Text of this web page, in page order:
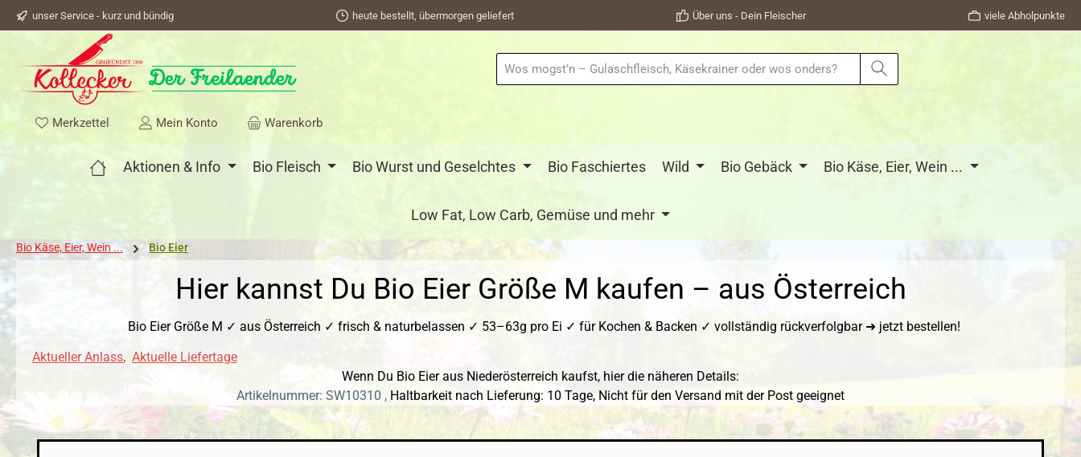
Zur Hauptnavigation springen
unser Service - kurz und bündig heute bestellt, übermorgen geliefert Über uns - Dein Fleischer viele Abholpunkte
Merkzettel Du hast 0 Produkte auf dem Merkzettel
Mein Konto Warenkorb
Aktionen & Info Bio Fleisch Bio Wurst und Geselchtes Bio Faschiertes Wild Bio Gebäck Bio Käse, Eier, Wein ...
Low Fat, Low Carb, Gemüse und mehr
Bio Käse, Eier, Wein ... Bio Eier
Hier kannst Du Bio Eier Größe M kaufen – aus Österreich
Bio Eier Größe M ✓ aus Österreich ✓ frisch & naturbelassen ✓ 53–63g pro Ei ✓ für Kochen & Backen ✓ vollständig rückverfolgbar ➜ jetzt bestellen!
Aktueller Anlass, Aktuelle Liefertage
Wenn Du Bio Eier aus Niederösterreich kaufst, hier die näheren Details:
Artikelnummer: SW10310 , Haltbarkeit nach Lieferung: 10 Tage, Nicht für den Versand mit der Post geeignet